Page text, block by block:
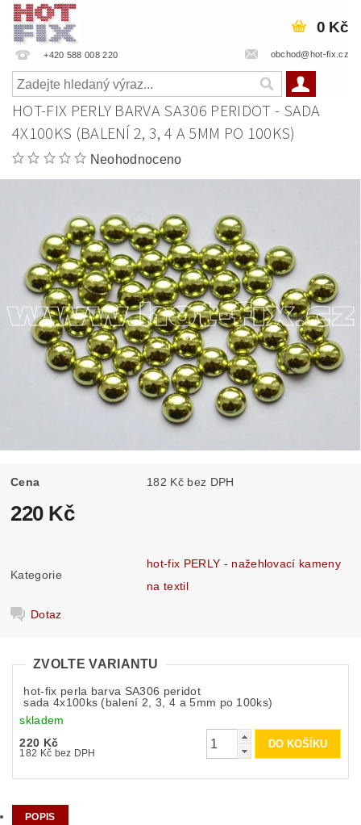
+420 588 008 220 obchod@hot-fix.cz
0 Kč
HOT-FIX PERLY BARVA SA306 PERIDOT - SADA
4X100KS (BALENÍ 2, 3, 4 A 5MM PO 100KS)
Neohodnoceno
Cena 182 Kč bez DPH
220 Kč
Kategorie
hot-fix PERLY - nažehlovací kameny
na textil
Dotaz
ZVOLTE VARIANTU
hot-fix perla barva SA306 peridot
sada 4x100ks (balení 2, 3, 4 a 5mm po 100ks)
skladem
220 Kč
182 Kč bez DPH
POPIS